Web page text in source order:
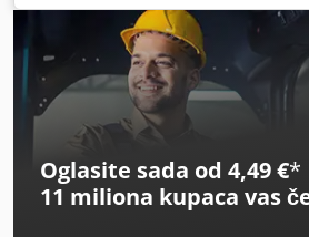
obrtim stolom garantuje
precizno sečenje pod uglom. Opseg
testere od 0° do 45°, kontinualno
Dwjdpfsxxzdljx Ah Eoa
Oglasite sada od 4,49 €*
11 miliona kupaca vas